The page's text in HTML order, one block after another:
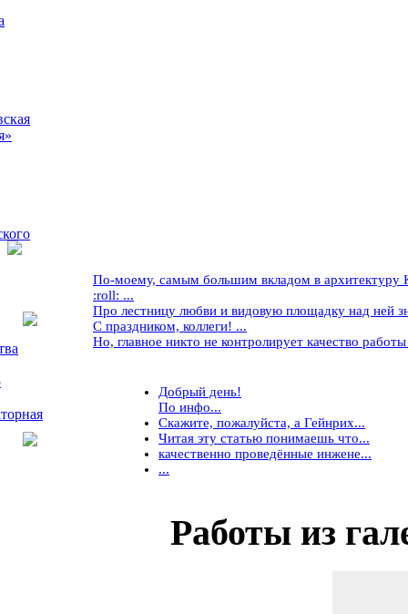
По-моему, самым большим вкладом в архитектуру
:roll: ...
Про лестницу любви и видовую площадку над ней
С праздником, коллеги! ...
Но, главное никто не контролирует качество
Добрый день!
По инфо...
Скажите, пожалуйста, а Гейнрих...
Читая эту статью понимаешь что...
качественно проведённые инжене...
...
Работыиз